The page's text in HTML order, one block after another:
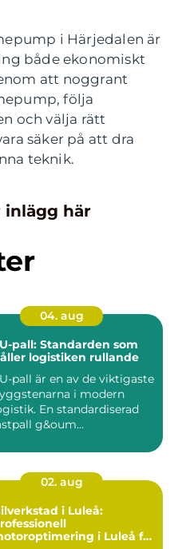
i Härjedalen är
både ekonomiskt
att noggrant
följa
och välja rätt
säker på att dra
teknik.
inlägg här
04. aug
pall: Standarden som
logistiken rullande
pall är en av de viktigaste
i modern
En standardiserad
g&oum...
02. aug
i Luleå:
i Luleå för